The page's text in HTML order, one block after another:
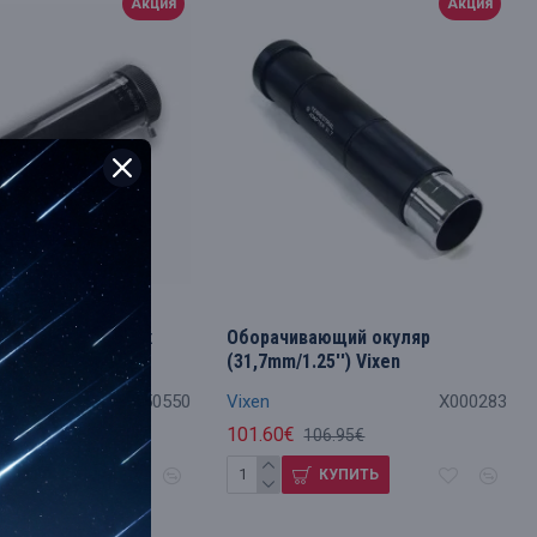
Акция
4950550
окуляр 1.5x
КУПИТЬ
Акция
Vixen X000283
Оборачивающий окуляр
(31,7mm/1.25'') Vixen
101.60€ 106.95€
КУПИТЬ